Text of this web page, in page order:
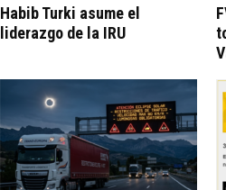
Habib Turki asume el
liderazgo de la IRU